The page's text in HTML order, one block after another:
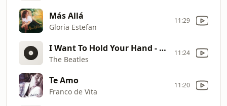
Más Allá
Gloria Estefan
11:29
I Want To Hold Your Hand - Live / Bonus Track
The Beatles
11:24
Te Amo
Franco de Vita
11:20